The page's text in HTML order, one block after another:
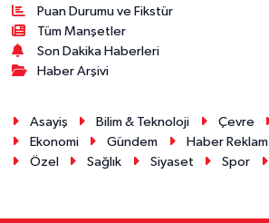
Puan Durumu ve Fikstür
Tüm Manşetler
Son Dakika Haberleri
Haber Arşivi
Asayiş Bilim & Teknoloji Çevre
Ekonomi
Gündem Haber Reklam
Özel
Sağlık Siyaset Spor